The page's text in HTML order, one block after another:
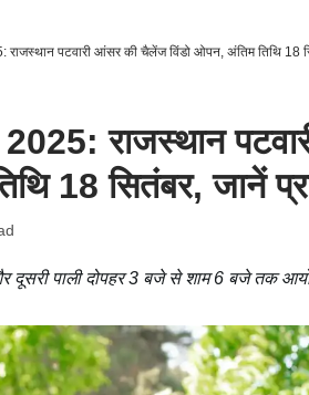
पटवारी आंसर की चैलेंज विंडो ओपन, अंतिम तिथि 18
राजस्थान
18 सितंबर, जानें
दूसरी पाली दोपहर 3 बजे से शाम 6 बजे तक